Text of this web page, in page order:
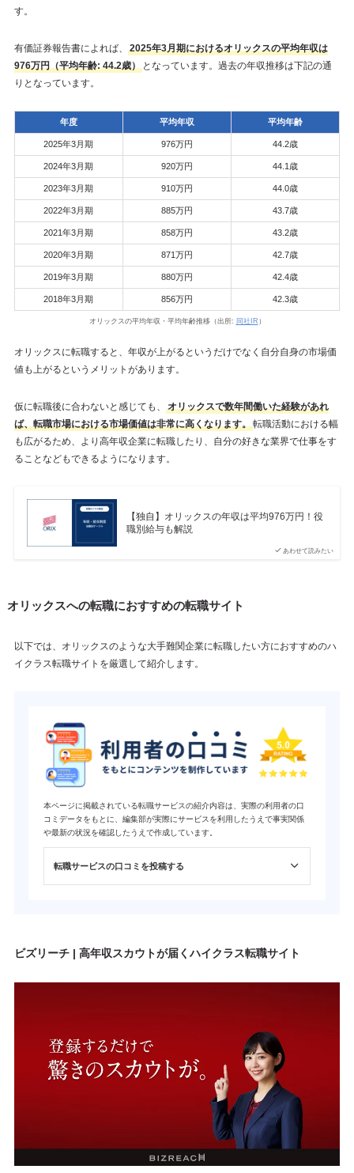
す。
有価証券報告書によれば、
2025年3月期におけるオリックスの平均年収は
976万円（平均年齢: 44.2歳）
となっています。過去の年収推移は下記の通
りとなっています。
年度 平均年収 平均年齢
2025年3月期 976万円 44.2歳
2024年3月期 920万円 44.1歳
2023年3月期 910万円 44.0歳
2022年3月期 885万円 43.7歳
2021年3月期 858万円 43.2歳
2020年3月期 871万円 42.7歳
2019年3月期 880万円 42.4歳
2018年3月期 856万円 42.3歳
オリックスの平均年収・平均年齢推移（出所: 同社IR ）
オリックスに転職すると、年収が上がるというだけでなく自分自身の市場価
値も上がるというメリットがあります。
仮に転職後に合わないと感じても、
オリックスで数年間働いた経験があれ
ば、転職市場における市場価値は非常に高くなります。
転職活動における幅
も広がるため、より高年収企業に転職したり、自分の好きな業界で仕事をす
ることなどもできるようになります。
あわせて読みたい
【独自】オリックスの年収は平均976万円！役
職別給与も解説
オリックスへの転職におすすめの転職サイト
以下では、オリックスのような大手難関企業に転職したい方におすすめのハ
イクラス転職サイトを厳選して紹介します。
本ページに掲載されている転職サービスの紹介内容は、実際の利用者の口
コミデータをもとに、編集部が実際にサービスを利用したうえで事実関係
や最新の状況を確認したうえで作成しています。
転職サービスの口コミを投稿する
ビズリーチ | 高年収スカウトが届くハイクラス転職サイト